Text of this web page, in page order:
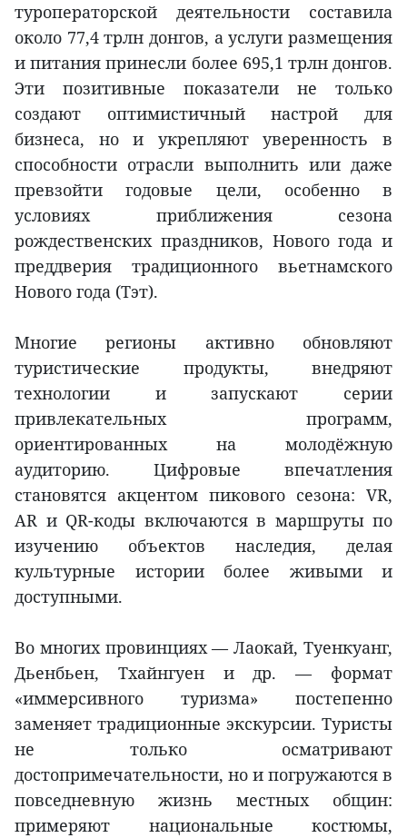
туроператорской деятельности составила
около 77,4 трлн донгов, а услуги размещения
и питания принесли более 695,1 трлн донгов.
Эти позитивные показатели не только
создают оптимистичный настрой для
бизнеса, но и укрепляют уверенность в
способности отрасли выполнить или даже
превзойти годовые цели, особенно в
условиях приближения сезона
рождественских праздников, Нового года и
преддверия традиционного вьетнамского
Нового года (Тэт).
Многие регионы активно обновляют
туристические продукты, внедряют
технологии и запускают серии
привлекательных программ,
ориентированных на молодёжную
аудиторию. Цифровые впечатления
становятся акцентом пикового сезона: VR,
AR и QR-коды включаются в маршруты по
изучению объектов наследия, делая
культурные истории более живыми и
доступными.
Во многих провинциях — Лаокай, Туенкуанг,
Дьенбьен, Тхайнгуен и др. — формат
«иммерсивного туризма» постепенно
заменяет традиционные экскурсии. Туристы
не только осматривают
достопримечательности, но и погружаются в
повседневную жизнь местных общин:
примеряют национальные костюмы,